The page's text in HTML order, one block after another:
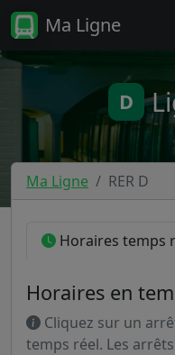
Ma Ligne
D
Ma Ligne RER D
Horaires temps
Horaires en
Cliquez sur un
temps réel. Les